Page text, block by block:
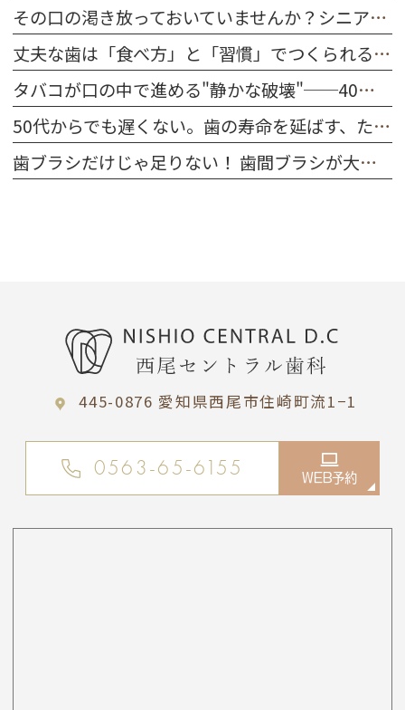
その口の渇き放っておいていませんか？シニア世代に多い「ドライマウス」を防ぐ習慣
丈夫な歯は「食べ方」と「習慣」でつくられる｜今日から始める口腔ケア
タバコが口の中で進める"静かな破壊"──40代～50代が今すぐ知るべきこと
50代からでも遅くない。歯の寿命を延ばす、たった一つの習慣
歯ブラシだけじゃ足りない！ 歯間ブラシが大切な理由
445-0876 愛知県西尾市住崎町流1−1
0563-65-6155 WEB予約